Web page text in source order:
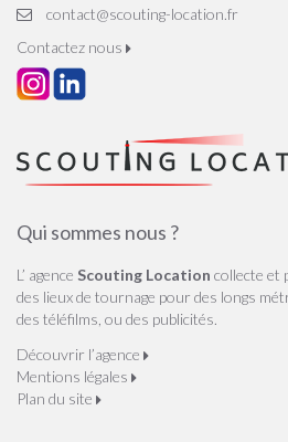
contact@scouting-location.fr
Contactez nous
Qui sommes nous ?
L’ agence Scouting Location collecte et
des lieux de tournage pour des longs
des téléfilms, ou des publicités.
Découvrir l’agence
Mentions légales
Plan du site